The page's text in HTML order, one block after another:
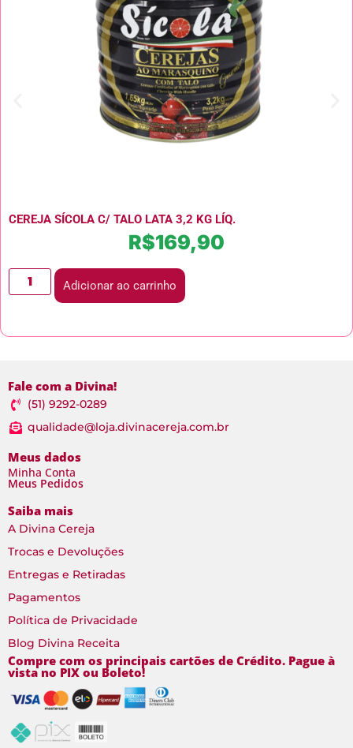
CEREJA SÍCOLA C/ TALO LATA 3,2 KG LÍQ.
R$169,90
Adicionar ao carrinho
Fale com a Divina!
(51) 9292-0289
qualidade@loja.divinacereja.com.br
Meus dados
Minha Conta
Meus Pedidos
Saiba mais
A Divina Cereja
Trocas e Devoluções
Entregas e Retiradas
Pagamentos
Política de Privacidade
Blog Divina Receita
Compre com os principais cartões de Crédito. Pague à
vista no PIX ou Boleto!